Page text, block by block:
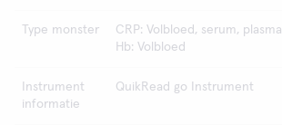
Type monster
CRP: Volbloed, serum, plasma
Hb: Volbloed
Instrument
informatie
QuikRead go Instrument